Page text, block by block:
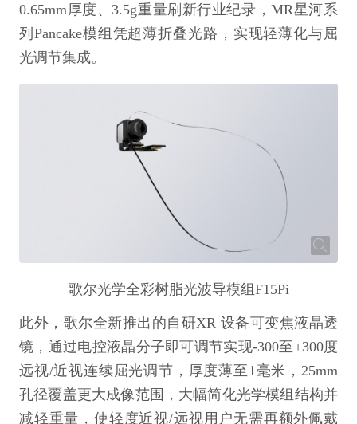
0.65mm厚度、3.5g重量刷新行业纪录，MR星河系
列Pancake模组凭超薄折叠光路，实现轻薄化与屈
光调节集成。
歌尔光学全彩树脂光波导模组F15Pi
此外，歌尔全新推出的自研XR 设备可变焦液晶透
镜，通过电控液晶分子即可调节实现-300至+300度
远视/近视连续屈光调节，厚度薄至1毫米，25mm
孔径覆盖更大成像范围，大幅简化光学模组结构并
减轻重量，使轻度近视/远视用户无需再额外佩戴